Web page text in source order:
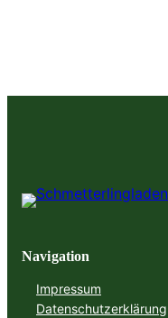
Navigation
Impressum
Datenschutzerklärung